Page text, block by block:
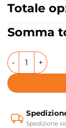
Totale
Somma
Quadro
Spedizione